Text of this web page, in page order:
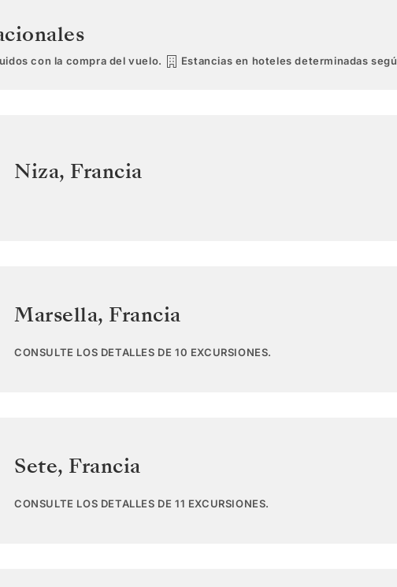
con la compra del vuelo. Estancias en hoteles determinadas
Niza, Francia
Marsella, Francia
CONSULTE LOS DETALLES DE 10 EXCURSIONES.
Sete, Francia
CONSULTE LOS DETALLES DE 11 EXCURSIONES.